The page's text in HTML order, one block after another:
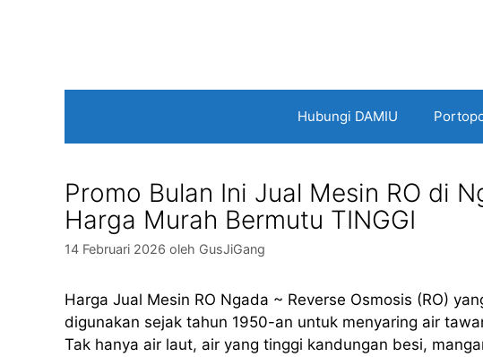
Hubungi DAMIU
Promo Bulan Ini Jual Mesin RO di
Harga Murah Bermutu TINGGI
14 Februari 2026 oleh GusJiGang
Harga Jual Mesin RO Ngada ~ Reverse Osmosis (RO)
digunakan sejak tahun 1950-an untuk menyaring air
Tak hanya air laut, air yang tinggi kandungan besi,